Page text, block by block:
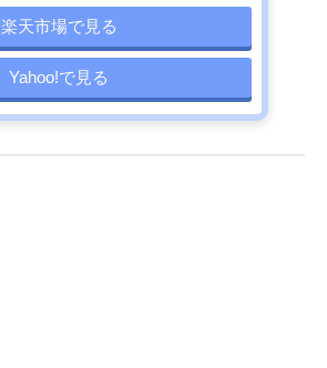
楽天市場で見る
Yahoo!で見る